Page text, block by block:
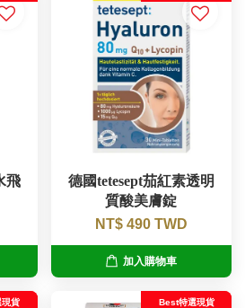
飛
德國tetesept茄紅素透明
質酸美膚錠
NT$ 490 TWD
加入購物車
貨 Best特選現貨